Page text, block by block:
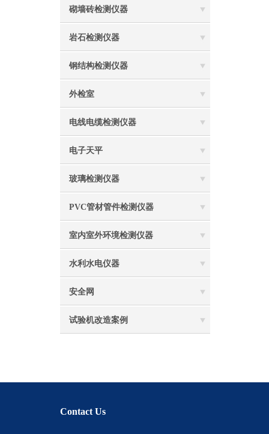
砌墙砖检测仪器
岩石检测仪器
钢结构检测仪器
外检室
电线电缆检测仪器
电子天平
玻璃检测仪器
PVC管材管件检测仪器
室内室外环境检测仪器
水利水电仪器
安全网
试验机改造案例
Contact Us